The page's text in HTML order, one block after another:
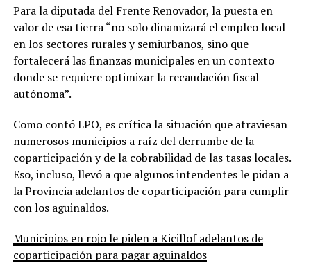
Para la diputada del Frente Renovador, la puesta en
valor de esa tierra “no solo dinamizará el empleo local
en los sectores rurales y semiurbanos, sino que
fortalecerá las finanzas municipales en un contexto
donde se requiere optimizar la recaudación fiscal
autónoma”.
Como contó LPO, es crítica la situación que atraviesan
numerosos municipios a raíz del derrumbe de la
coparticipación y de la cobrabilidad de las tasas locales.
Eso, incluso, llevó a que algunos intendentes le pidan a
la Provincia adelantos de coparticipación para cumplir
con los aguinaldos.
Municipios en rojo le piden a Kicillof adelantos de
coparticipación para pagar aguinaldos